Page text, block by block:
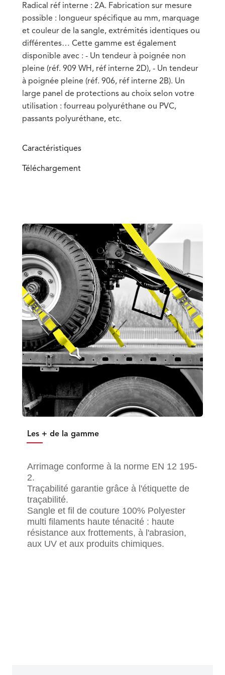
Radical réf interne : 2A. Fabrication sur mesure
possible : longueur spécifique au mm, marquage
et couleur de la sangle, extrémités identiques ou
différentes… Cette gamme est également
disponible avec : - Un tendeur à poignée non
pleine (réf. 909 WH, réf interne 2D), - Un tendeur
à poignée pleine (réf. 906, réf interne 2B). Un
large panel de protections au choix selon votre
utilisation : fourreau polyuréthane ou PVC,
passants polyuréthane, etc.
Caractéristiques
Téléchargement
Les + de la gamme
Arrimage conforme à la norme EN 12 195-
2.
Traçabilité garantie grâce à l'étiquette de
traçabilité.
Sangle et fil de couture 100% Polyester
multi filaments haute ténacité : haute
résistance aux frottements, à l'abrasion,
aux UV et aux produits chimiques.